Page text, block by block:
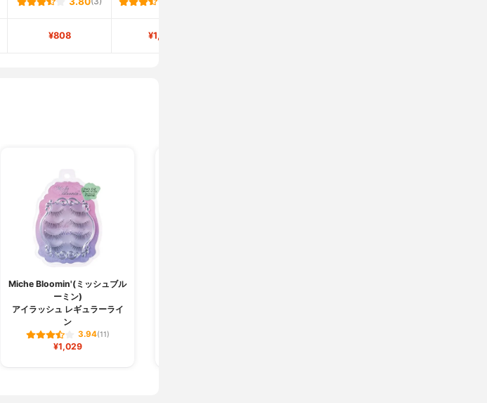
¥808 ¥1,544
Miche Bloomin'(ミッシュブル
ーミン)
アイラッシュ レギュラーライ
ン
3.94(11)
¥1,029